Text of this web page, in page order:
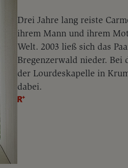
Drei Jahre lang reiste
ihrem Mann und ihrem
Welt. 2003 ließ sich das
Bregenzerwald nieder. Bei
der Lourdeskapelle in
dabei.